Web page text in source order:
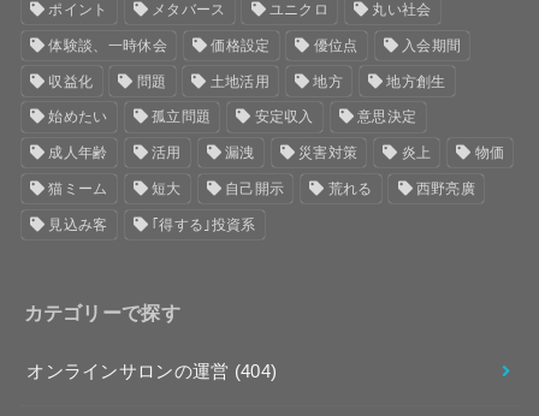
ポイント メタバース ユニクロ 丸い社会
体験談、一時休会 価格設定 優位点 入会期間
収益化 問題 土地活用 地方 地方創生
始めたい 孤立問題 安定収入 意思決定
成人年齢 活用 漏洩 災害対策 炎上 物価
猫ミーム 短大 自己開示 荒れる 西野亮廣
見込み客 ｢得する｣投資系
カテゴリーで探す
オンラインサロンの運営 (404)